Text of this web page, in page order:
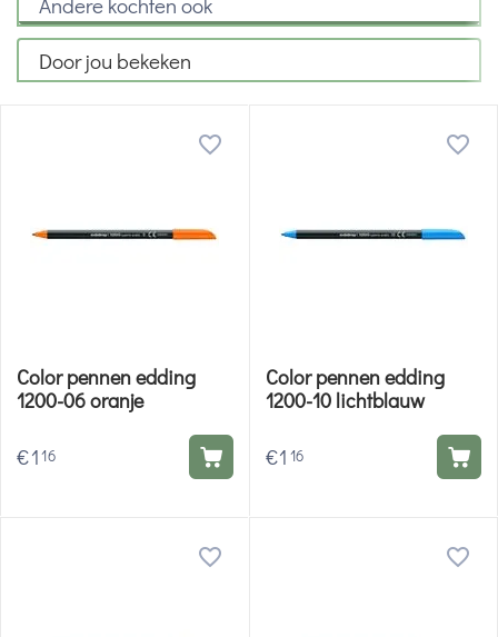
Door jou bekeken
Color pennen edding
1200-06 oranje
€116
Color pennen edding
1200-10 lichtblauw
€1 16